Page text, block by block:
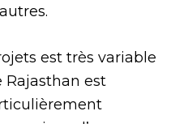
est très variable
Rajasthan est